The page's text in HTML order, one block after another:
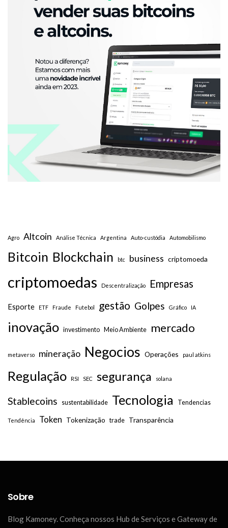
Agro Altcoin Análise Técnica Argentina Auto-custódia Automobilismo
Bitcoin Blockchain btc business criptomoeda
criptomoedas Descentralização Empresas
Esporte ETF Fraude Futebol gestão Golpes Gráfico IA
inovação investimento Meio Ambiente mercado
metaverso mineração Negocios Operações paul atkins
Regulação RSI SEC segurança solana
Stablecoins sustentabilidade Tecnologia Tendencias
Tendência Token Tokenização trade Transparência
Sobre
Blog Kamoney. Conheça nossos Hub de Serviços e Gateway de